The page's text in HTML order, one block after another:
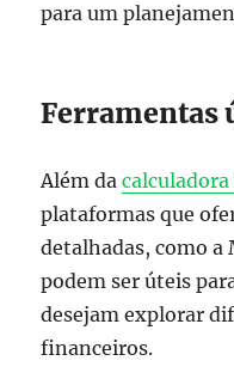
para um
Ferramentas
Além da
plataformas que
detalhadas, como a
podem ser úteis
desejam explorar
financeiros.